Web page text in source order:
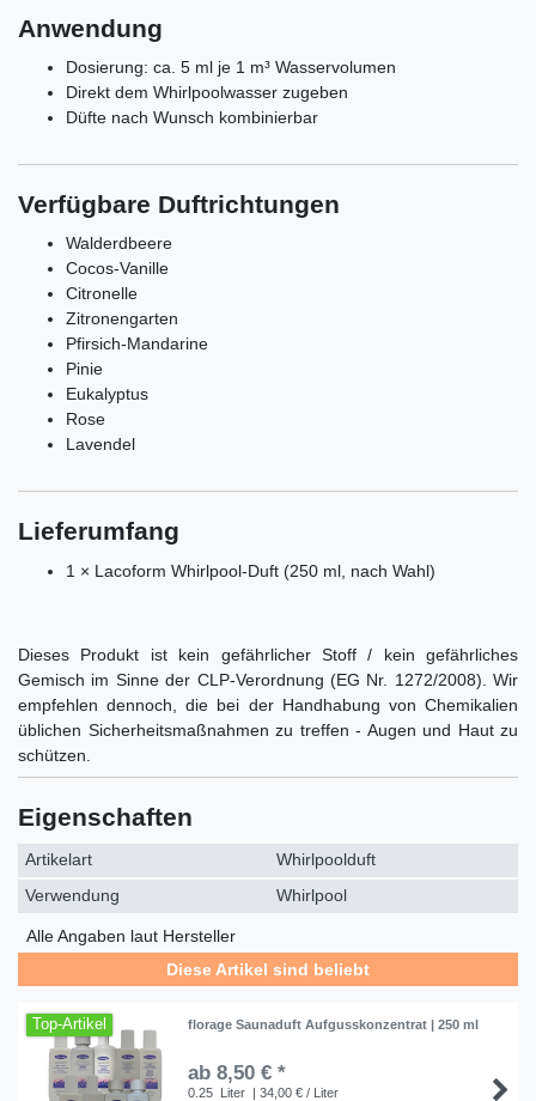
Anwendung
Dosierung: ca. 5 ml je 1 m³ Wasservolumen
Direkt dem Whirlpoolwasser zugeben
Düfte nach Wunsch kombinierbar
Verfügbare Duftrichtungen
Walderdbeere
Cocos-Vanille
Citronelle
Zitronengarten
Pfirsich-Mandarine
Pinie
Eukalyptus
Rose
Lavendel
Lieferumfang
1 × Lacoform Whirlpool-Duft (250 ml, nach Wahl)
Dieses Produkt ist kein gefährlicher Stoff / kein gefährliches
Gemisch im Sinne der CLP-Verordnung (EG Nr. 1272/2008). Wir
empfehlen dennoch, die bei der Handhabung von Chemikalien
üblichen Sicherheitsmaßnahmen zu treffen - Augen und Haut zu
schützen.
Eigenschaften
Artikelart
Whirlpoolduft
Verwendung
Whirlpool
Alle Angaben laut Hersteller
Diese Artikel sind beliebt
Top-Artikel florage Saunaduft Aufgusskonzentrat | 250 ml
ab 8,50 € *
0.25 Liter | 34,00 € / Liter